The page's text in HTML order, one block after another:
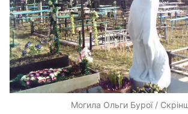
Могила Ольги Бурої /